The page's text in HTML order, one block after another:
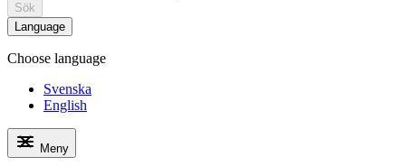
Helsingborgs stadslexikon
Sök
Language
Choose language
Svenska
English
Meny